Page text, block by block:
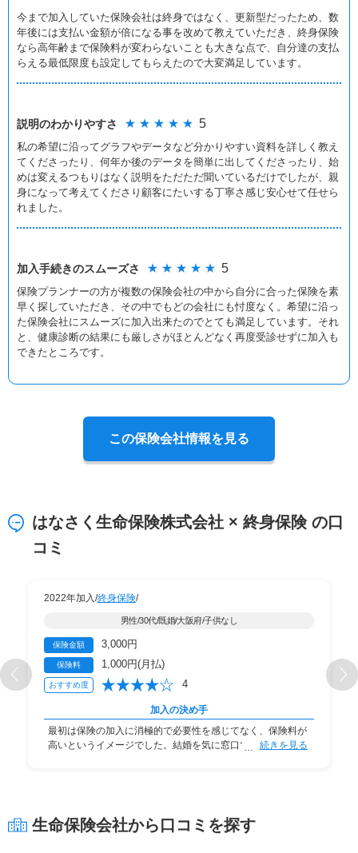
今まで加入していた保険会社は終身ではなく、更新型だったため、数
年後には支払い金額が倍になる事を改めて教えていただき、終身保険
なら高年齢まで保険料が変わらないことも大きな点で、自分達の支払
らえる最低限度も設定してもらえたので大変満足しています。
説明のわかりやすさ ★ ★ ★ ★ ★ 5
私の希望に沿ってグラフやデータなど分かりやすい資料を詳しく教え
てくださったり、何年か後のデータを簡単に出してくださったり、始
めは変えるつもりはなく説明をただただ聞いているだけでしたが、親
身になって考えてくださり顧客にたいする丁寧さ感じ安心せて任せら
れました。
加入手続きのスムーズさ ★ ★ ★ ★ ★ 5
保険プランナーの方が複数の保険会社の中から自分に合った保険を素
早く探していただき、その中でもどの会社にも忖度なく。希望に沿っ
た保険会社にスムーズに加入出来たのでとても満足しています。それ
と、健康診断の結果にも厳しさがほとんどなく再度受診せずに加入も
できたところです。
この保険会社情報を見る
はなさく生命保険株式会社 × 終身保険 の口
コミ
2022年加入/終身保険/
男性/30代/既婚/大阪府/子供なし
保険金額 3,000円
保険料 1,000円(月払)
おすすめ度 4
加入の決め手
最初は保険の加入に消極的で必要性を感じてなく、保険料が
高いというイメージでした。結婚を気に窓口で相談続きを見る
生命保険会社から口コミを探す